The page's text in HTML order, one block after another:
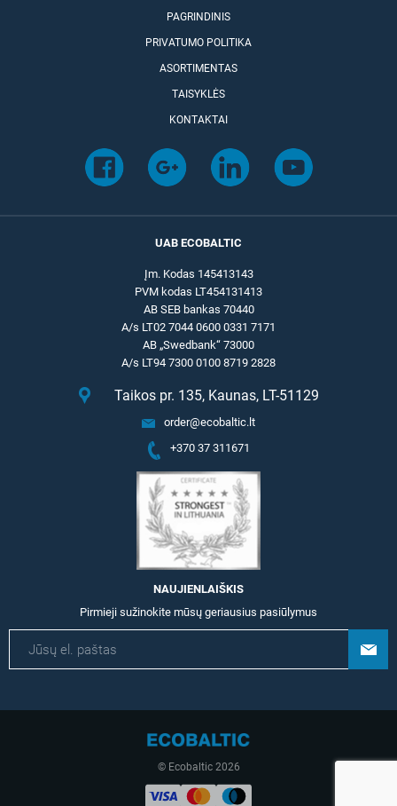
PAGRINDINIS
PRIVATUMO POLITIKA
ASORTIMENTAS
TAISYKLĖS
KONTAKTAI
UAB ECOBALTIC
Įm. Kodas 145413143
PVM kodas LT454131413
AB SEB bankas 70440
A/s LT02 7044 0600 0331 7171
AB „Swedbank“ 73000
A/s LT94 7300 0100 8719 2828
Taikos pr. 135, Kaunas, LT-51129
order@ecobaltic.lt
+370 37 311671
NAUJIENLAIŠKIS
Pirmieji sužinokite mūsų geriausius pasiūlymus
© Ecobaltic 2026